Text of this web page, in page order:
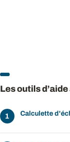
Les outils
Calculette